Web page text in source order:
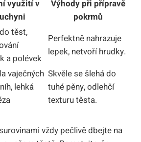
využití v
Výhody při přípravě
pokrmů
těst,
a polévek
Perfektně nahrazuje
lepek, netvoří hrudky.
vaječných
lehká
Skvěle se šlehá do
tuhé pěny, odlehčí
texturu těsta.
vždy pečlivě dbejte na